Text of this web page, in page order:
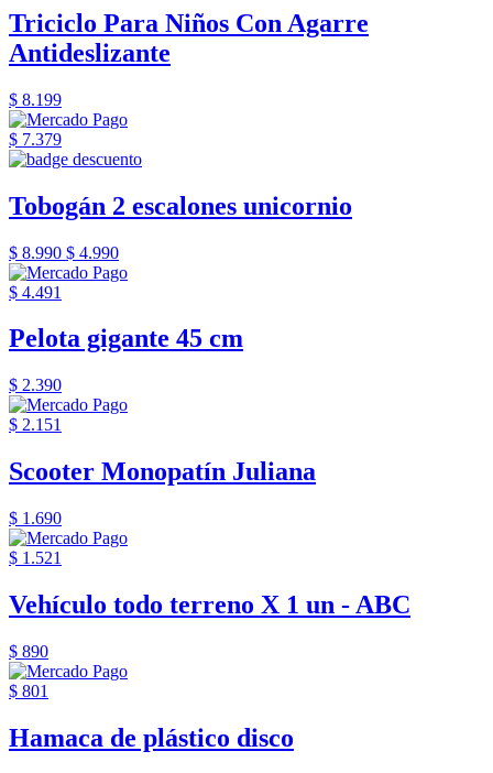
Triciclo Para Niños Con Agarre
Antideslizante
$ 8.199
$ 7.379
Tobogán 2 escalones unicornio
$ 8.990 $ 4.990
$ 4.491
Pelota gigante 45 cm
$ 2.390
$ 2.151
Scooter Monopatín Juliana
$ 1.690
$ 1.521
Vehículo todo terreno X 1 un - ABC
$ 890
$ 801
Hamaca de plástico disco